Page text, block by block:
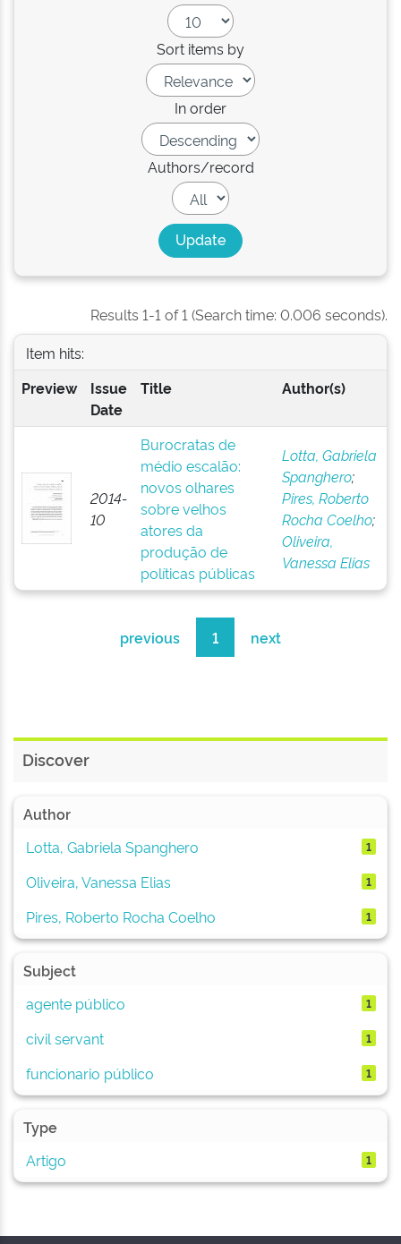
Sort items by
In order
Authors/record
Results 1-1 of 1 (Search time: 0.006 seconds).
Item hits:
Preview
Issue
Date
Title Author(s)
2014-
10
Burocratas de
médio escalão:
novos olhares
sobre velhos
atores da
produção de
políticas públicas
Lotta, Gabriela
Spanghero;
Pires, Roberto
Rocha Coelho;
Oliveira,
Vanessa Elias
previous 1 next
Discover
Author
Lotta, Gabriela Spanghero
1
Oliveira, Vanessa Elias 1
Pires, Roberto Rocha Coelho 1
Subject
agente público
1
civil servant 1
funcionario público 1
Type
Artigo
1